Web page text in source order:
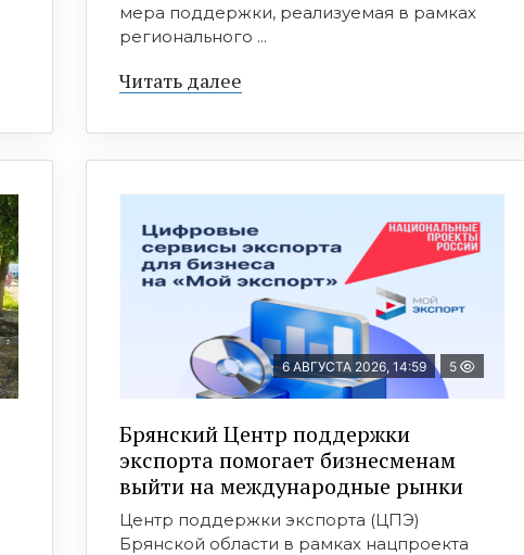
мера поддержки, реализуемая в рамках
регионального ...
Читать далее
6 АВГУСТА 2026, 14:59 5
Брянский Центр поддержки
экспорта помогает бизнесменам
выйти на международные рынки
Центр поддержки экспорта (ЦПЭ)
Брянской области в рамках нацпроекта